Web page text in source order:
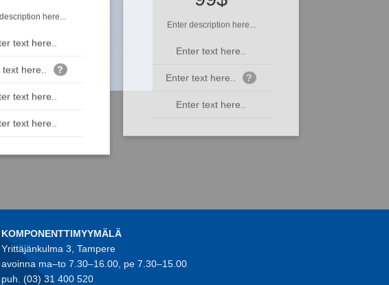
Enter description here...
Enter text here..
Enter text here..
KOMPONENTTIMYYMÄLÄ
Yrittäjänkulma 3, Tampere
avoinna ma–to 7.30–16.00, pe 7.30–15.00
puh. (03) 31 400 520